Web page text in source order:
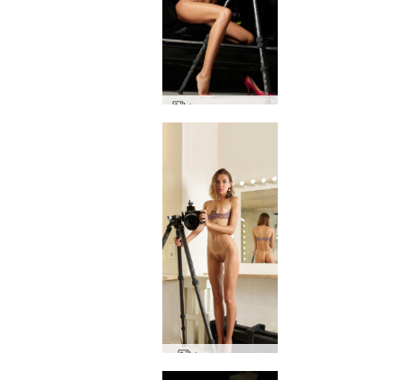
Аля кола порно
Аля огледала